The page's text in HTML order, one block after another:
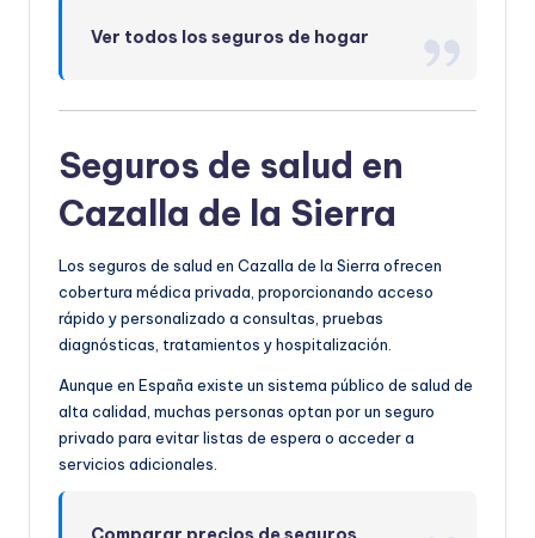
Ver todos los seguros de hogar
Seguros de salud en
Cazalla de la Sierra
Los seguros de salud en Cazalla de la Sierra ofrecen
cobertura médica privada, proporcionando acceso
rápido y personalizado a consultas, pruebas
diagnósticas, tratamientos y hospitalización.
Aunque en España existe un sistema público de salud de
alta calidad, muchas personas optan por un seguro
privado para evitar listas de espera o acceder a
servicios adicionales.